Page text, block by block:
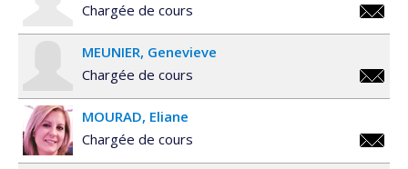
Chargée de cours
MEUNIER Genevieve
Chargée de cours
MOURAD Eliane
Chargée de cours